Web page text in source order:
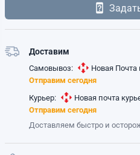
Доставим
Самовывоз:
Новая Почта
Отправим сегодня
Курьер:
Новая почта
Отправим сегодня
Доставляем быстро и